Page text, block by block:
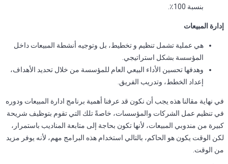
بنسبة 100٪.
إدارة المبيعات
هي عملية تشمل تنظيم و تخطيط، بل وتوجيه أنشطة المبيعات داخل
المؤسسة بشكل استراتيجي.
وهدفها تحسين الأداء البيعي العام للمؤسسة من خلال تحديد الأهداف،
إعداد الخطط، وتدريب الفريق.
في نهاية مقالنا هذه يجب أن نكون قد عرفنا أهمية برنامج ادارة المبيعات ودوره
في تنظيم عمل الشركات والمؤسسات، خاصةً تلك التي تقوم بتوظيف شريحة
كبيرة من مندوبي المبيعات، لأنها تكون بحاجة إلى متابعة المناديب باستمرار،
لكن الوقت يكون هو الحاكم، بالتالي استخدام هذه البرامج مهم، لأنه يوفر مزيد
من الوقت.